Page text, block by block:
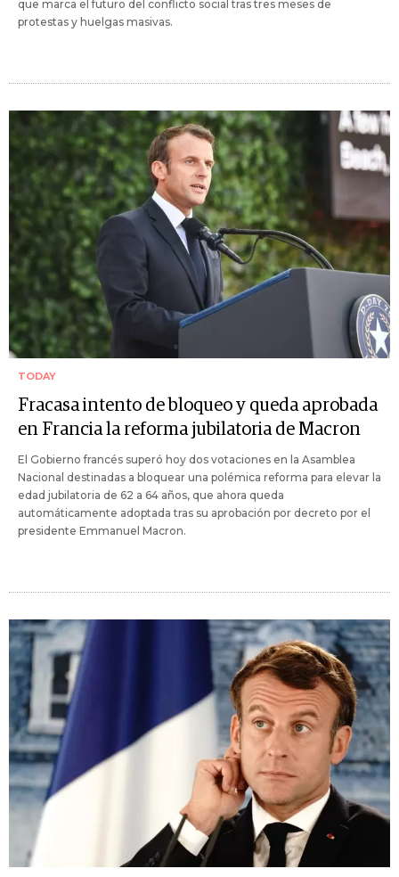
que marca el futuro del conflicto social tras tres meses de
protestas y huelgas masivas.
TODAY
Fracasa intento de bloqueo y queda aprobada
en Francia la reforma jubilatoria de Macron
El Gobierno francés superó hoy dos votaciones en la Asamblea
Nacional destinadas a bloquear una polémica reforma para elevar la
edad jubilatoria de 62 a 64 años, que ahora queda
automáticamente adoptada tras su aprobación por decreto por el
presidente Emmanuel Macron.